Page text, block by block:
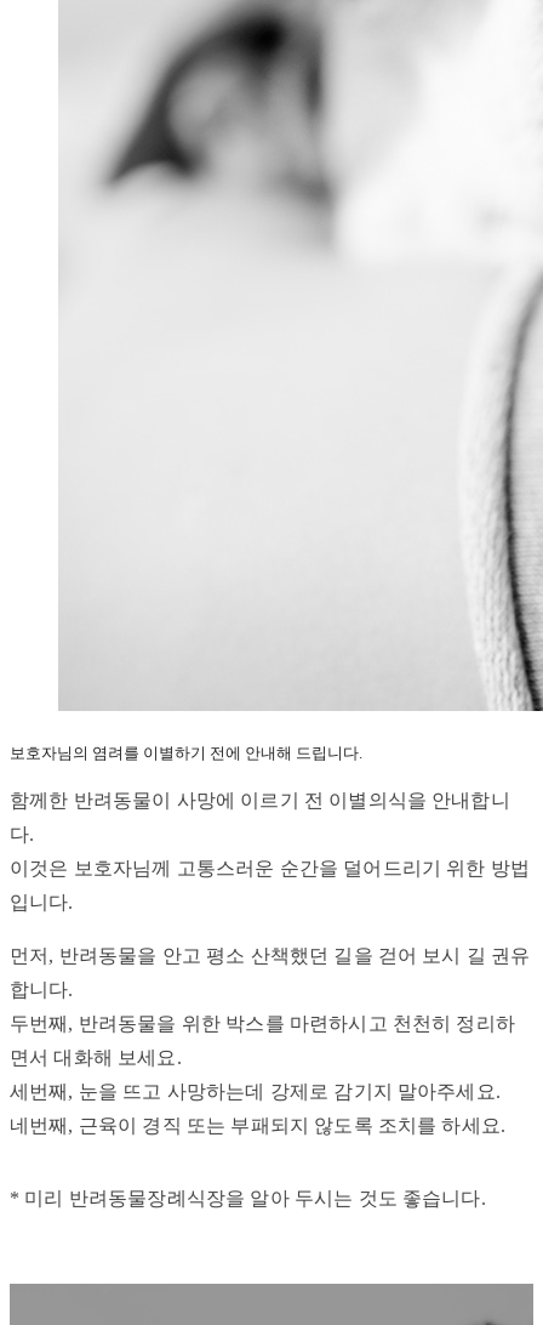
보호자님의 염려를 이별하기 전에 안내해 드립니다.
함께한 반려동물이 사망에 이르기 전 이별의식을 안내합니
다.
이것은 보호자님께 고통스러운 순간을 덜어드리기 위한 방법
입니다.
먼저, 반려동물을 안고 평소 산책했던 길을 걷어 보시 길 권유
합니다.
두번째, 반려동물을 위한 박스를 마련하시고 천천히 정리하
면서 대화해 보세요.
세번째, 눈을 뜨고 사망하는데 강제로 감기지 말아주세요.
네번째, 근육이 경직 또는 부패되지 않도록 조치를 하세요.
* 미리 반려동물장례식장을 알아 두시는 것도 좋습니다.